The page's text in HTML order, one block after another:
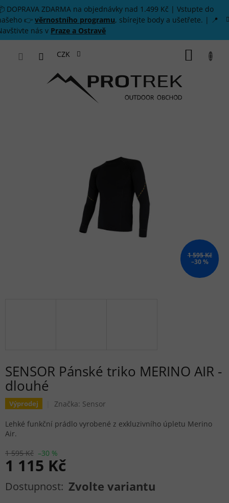
Přejít na obsah
DOPRAVA ZDARMA na objednávky nad 1.499 Kč | Vstupte do
👉 věrnostního programu, sbírejte body a ušetřete. | 📍
nás v Praze a Ostravě
CZK
1 595 Kč
–30 %
SENSOR Pánské triko MERINO AIR -
dlouhé
Výprodej Značka: Sensor
1 595 Kč –30 %
1 115 Kč
Měrná cena: Zvolte variantu
Lehké funkční prádlo vyrobené z exkluzivního úpletu Merino
Air.